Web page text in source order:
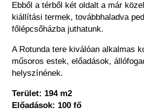
Ebből a térből két oldalt a már
kiállítási termek, továbbhaladva
főlépcsőházba juthatunk.
A Rotunda tere kiválóan alkalmas
műsoros estek, előadások,
helyszínének.
Terület: 194 m2
Előadások: 100 fő